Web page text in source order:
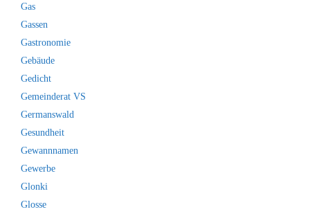
Gas
Gassen
Gastronomie
Gebäude
Gedicht
Gemeinderat VS
Germanswald
Gesundheit
Gewannnamen
Gewerbe
Glonki
Glosse